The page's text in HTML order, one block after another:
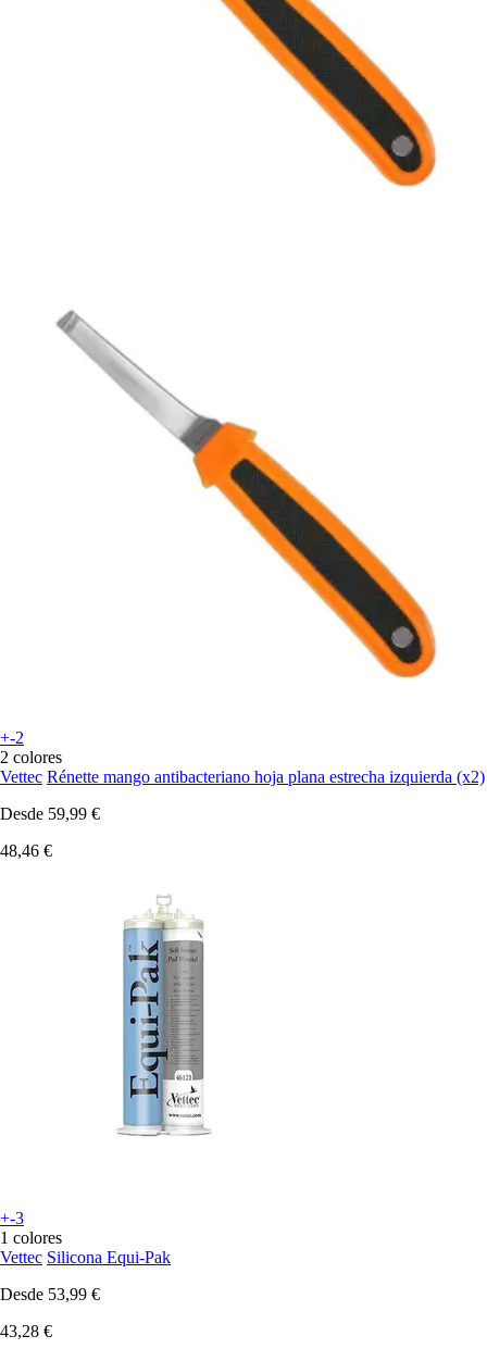
+-2
2 colores
Vettec Rénette mango antibacteriano hoja plana estrecha izquierda (x2)
Desde 59,99 €
48,46 €
+-3
1 colores
Vettec Silicona Equi-Pak
Desde 53,99 €
43,28 €